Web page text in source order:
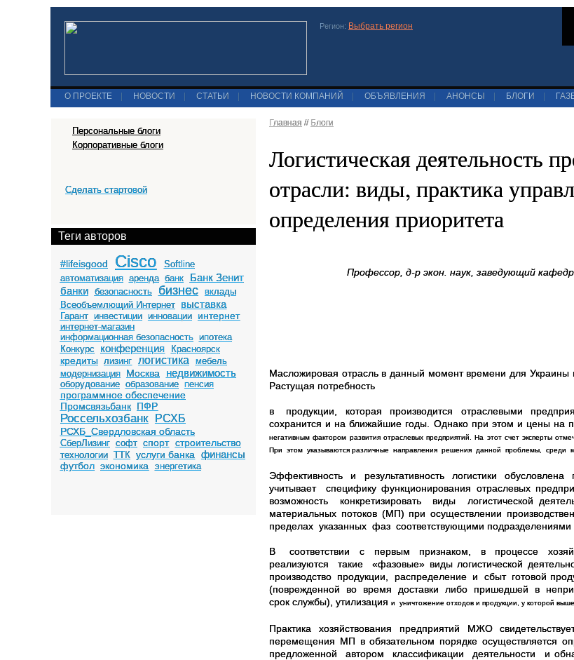
Регион: Выбрать регион
О ПРОЕКТЕ НОВОСТИ СТАТЬИ НОВОСТИ КОМПАНИЙ ОБЪЯВЛЕНИЯ АНОНСЫ БЛОГИ
Персональные блоги
Корпоративные блоги
Сделать стартовой
Теги авторов
#lifeisgood Cisco
Softline
автоматизация аренда банк
Банк Зенит
банки безопасность бизнес
вклады
Всеобъемлющий Интернет
выставка
Гарант инвестиции инновации интернет
интернет-магазин
информационная безопасность ипотека
Конкурс
конференция Красноярск
кредиты лизинг логистика
мебель
модернизация
Москва недвижимость
оборудование образование пенсия
программное обеспечение
Промсвязьбанк ПФР
Россельхозбанк РСХБ
РСХБ_Свердловская область
СберЛизинг софт спорт строительство
технологии ТТК услуги банка финансы
футбол экономика энергетика
Главная // Блоги
Логистическая деятельность
отрасли: виды, практика
определения приоритета
Профессор, д-р экон. наук, заведующий
Масложировая отрасль в данный момент времени для Украины
Растущая потребность
в
продукции, которая производится отраслевыми
сохранится и на ближайшие годы. Однако при этом и цены на
негативным фактором развития отраслевых предприятий. На этот счет эксперты
При этом указываются различные направления решения данной проблемы, среди
Эффективность и результативность логистики обусловлена
учитывает специфику функционирования отраслевых
возможность конкретизировать виды логистической
материальных потоков (МП) при осуществлении
пределах указанных фаз соответствующими подразделениями
В
соответствии с первым признаком, в процессе
реализуются такие «фазовые» виды логистической
производство продукции, распределение и сбыт готовой
(поврежденной во время доставки либо пришедшей в
срок службы), утилизация и уничтожение отходов и продукции, у которой
Практика хозяйствования предприятий МЖО
перемещения МП в обязательном порядке осуществляется
предложенной автором классификации деятельности и